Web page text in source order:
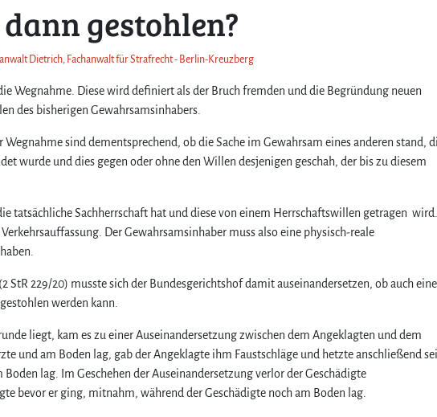
gestohlen?
Dietrich, Fachanwalt für Strafrecht - Berlin-Kreuzberg
Wegnahme. Diese wird definiert als der Bruch fremden und die Begründung neuen
des bisherigen Gewahrsamsinhabers.
sind dementsprechend, ob die Sache im Gewahrsam eines anderen stand,
wurde und dies gegen oder ohne den Willen desjenigen geschah, der bis zu diesem
tatsächliche Sachherrschaft hat und diese von einem Herrschaftswillen getragen
Der Gewahrsamsinhaber muss also eine physisch-reale
StR 229/20) musste sich der Bundesgerichtshof damit auseinandersetzen, ob auch eine
werden kann.
liegt, kam es zu einer Auseinandersetzung zwischen dem Angeklagten und dem
und am Boden lag, gab der Angeklagte ihm Faustschläge und hetzte anschließend
lag. Im Geschehen der Auseinandersetzung verlor der Geschädigte
bevor er ging, mitnahm, während der Geschädigte noch am Boden lag.